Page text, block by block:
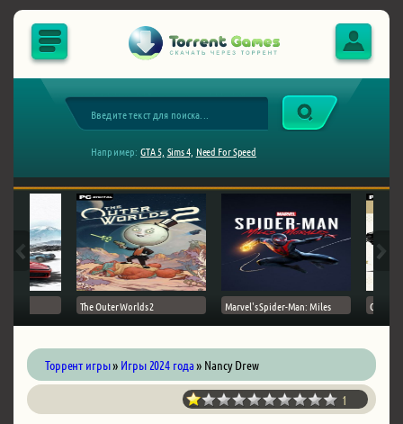
Например: GTA 5, Sims 4, Need For Speed
The Outer Worlds 2 Marvel's Spider-Man: Miles Ghost
Торрент игры» Игры 2024 года» Nancy Drew
1